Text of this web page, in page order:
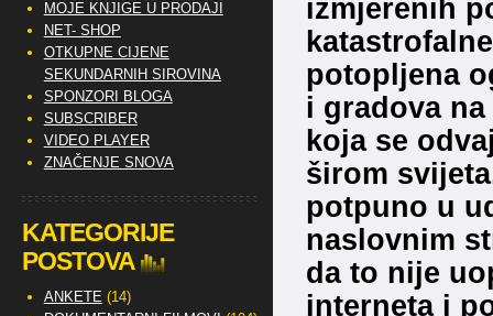
izmjerenih
potopljena
i gradova
koja se
širom
potpuno u
naslovnim
da to nije
interneta i
MOJE KNJIGE U PRODAJI
NET- SHOP
OTKUPNE CIJENE
SEKUNDARNIH SIROVINA
SPONZORI BLOGA
SUBSCRIBER
VIDEO PLAYER
ZNAČENJE SNOVA
KATEGORIJE
POSTOVA
ANKETE (14)